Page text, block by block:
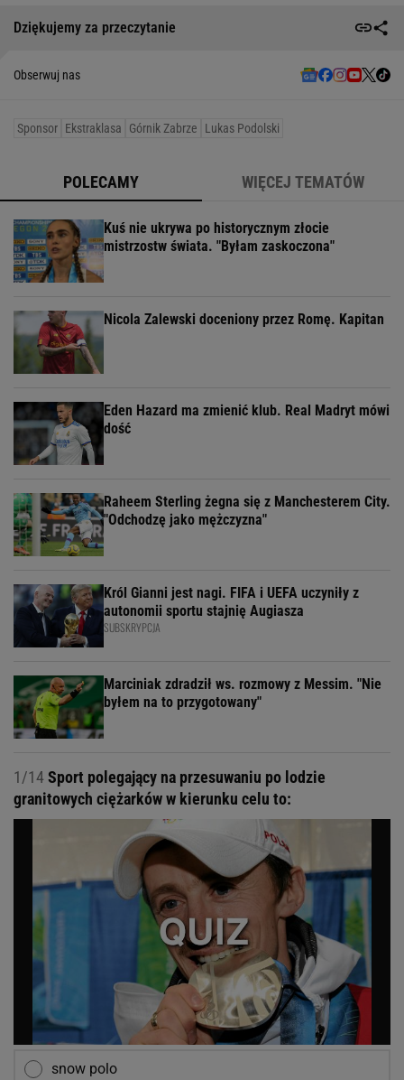
Dziękujemy za przeczytanie
Obserwuj nas
Sponsor Ekstraklasa Górnik Zabrze Lukas Podolski
POLECAMY WIĘCEJ TEMATÓW
Kuś nie ukrywa po historycznym złocie
mistrzostw świata. "Byłam zaskoczona"
Nicola Zalewski doceniony przez Romę. Kapitan
Eden Hazard ma zmienić klub. Real Madryt mówi
dość
Raheem Sterling żegna się z Manchesterem City.
"Odchodzę jako mężczyzna"
Król Gianni jest nagi. FIFA i UEFA uczyniły z
autonomii sportu stajnię Augiasza
SUBSKRYPCJA
Marciniak zdradził ws. rozmowy z Messim. "Nie
byłem na to przygotowany"
1/14Sport polegający na przesuwaniu po lodzie
granitowych ciężarków w kierunku celu to:
snow polo